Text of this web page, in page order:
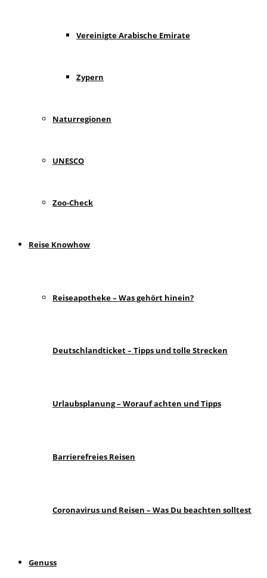
Vereinigte Arabische Emirate
Zypern
Naturregionen
UNESCO
Zoo-Check
Reise Knowhow
Reiseapotheke – Was gehört hinein?
Deutschlandticket – Tipps und tolle Strecken
Urlaubsplanung – Worauf achten und Tipps
Barrierefreies Reisen
Coronavirus und Reisen – Was Du beachten solltest
Genuss